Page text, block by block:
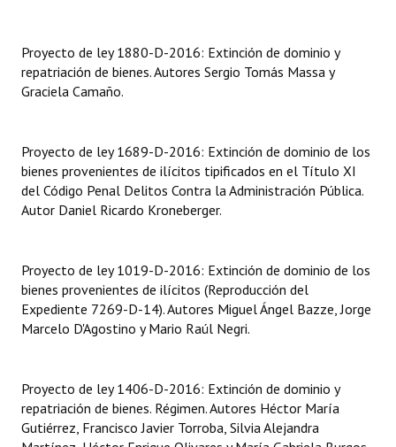
Informes de Gestión
Dictámenes Asesoría Letrada
Actas de Sesión
Informes de Unidad Coordinadora
Actas de Audiencias Públicas
NORMATIVA
Declaraciones
Proyecto de ley 1880-D-2016: Extinción de dominio y
repatriación de bienes. Autores Sergio Tomás Massa y
Graciela Camaño.
Proyecto de ley 1689-D-2016: Extinción de dominio de los
bienes provenientes de ilícitos tipificados en el Título XI
del Código Penal Delitos Contra la Administración Pública.
Autor Daniel Ricardo Kroneberger.
Proyecto de ley 1019-D-2016: Extinción de dominio de los
bienes provenientes de ilícitos (Reproducción del
Expediente 7269-D-14). Autores Miguel Ángel Bazze, Jorge
Marcelo D'Agostino y Mario Raúl Negri.
Proyecto de ley 1406-D-2016: Extinción de dominio y
repatriación de bienes. Régimen. Autores Héctor María
Gutiérrez, Francisco Javier Torroba, Silvia Alejandra